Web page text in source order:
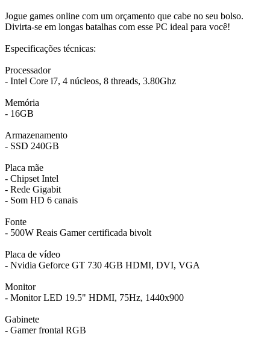
Jogue games online com um orçamento que cabe no seu bolso.
Divirta-se em longas batalhas com esse PC ideal para você!
Especificações técnicas:
Processador
- Intel Core i7, 4 núcleos, 8 threads, 3.80Ghz
Memória
- 16GB
Armazenamento
- SSD 240GB
Placa mãe
- Chipset Intel
- Rede Gigabit
- Som HD 6 canais
Fonte
- 500W Reais Gamer certificada bivolt
Placa de vídeo
- Nvidia Geforce GT 730 4GB HDMI, DVI, VGA
Monitor
- Monitor LED 19.5" HDMI, 75Hz, 1440x900
Gabinete
- Gamer frontal RGB